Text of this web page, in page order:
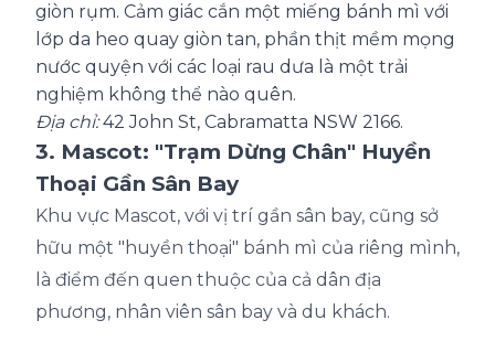
giòn rụm. Cảm giác cắn một miếng bánh mì với
lớp da heo quay giòn tan, phần thịt mềm mọng
nước quyện với các loại rau dưa là một trải
nghiệm không thể nào quên.
Địa chỉ:42 John St, Cabramatta NSW 2166.
3. Mascot: "Trạm Dừng Chân" Huyền
Thoại Gần Sân Bay
Khu vực Mascot, với vị trí gần sân bay, cũng sở
hữu một "huyền thoại" bánh mì của riêng mình,
là điểm đến quen thuộc của cả dân địa
phương, nhân viên sân bay và du khách.